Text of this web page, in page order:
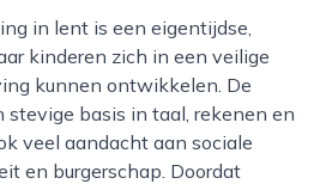
kinderen zich in een veilige
kunnen ontwikkelen. De
stevige basis in taal, rekenen en
veel aandacht aan sociale
en burgerschap. Doordat